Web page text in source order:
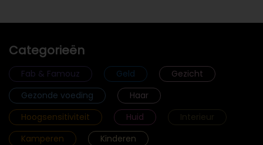
Categorieën
Fab & Famouz Geld
Gezicht
Gezonde voeding
Haar
Hoogsensitiviteit
Huid
Interieur
Kamperen
Kinderen